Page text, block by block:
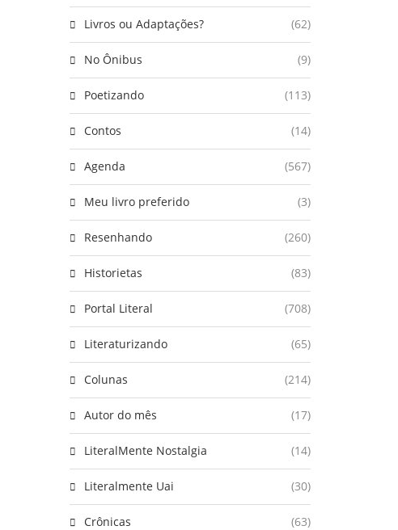
Livros ou Adaptações? (62)
No Ônibus (9)
Poetizando (113)
Contos (14)
Agenda (567)
Meu livro preferido (3)
Resenhando (260)
Historietas (83)
Portal Literal (708)
Literaturizando (65)
Colunas (214)
Autor do mês (17)
LiteralMente Nostalgia (14)
Literalmente Uai (30)
Crônicas (63)